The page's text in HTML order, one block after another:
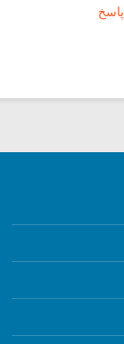
پاسخ